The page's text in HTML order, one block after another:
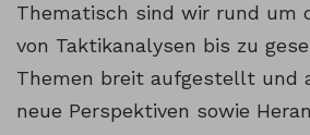
Thematisch sind wir rund um
von Taktikanalysen bis zu
Themen breit aufgestellt und
neue Perspektiven sowie